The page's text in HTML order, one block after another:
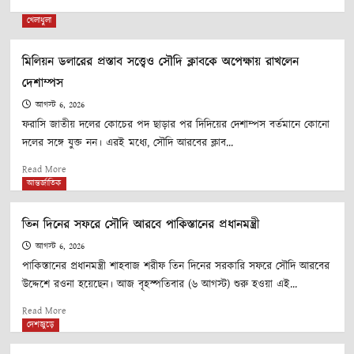
চাঁদপুরে মামলা চলাকালীন আইনজীবীর মৃত্যু
দেশজুড়ে
ফুটবল ম্যাচ চলাকালীন বজ্রপাতে খেলোয়াড়ের মৃত্যু
খেলাধুলা
মিলিয়ন ডলারের প্রস্তাব সত্ত্বেও সৌদি ক্লাবকে অপেক্ষায় রাখলেন
দেশাম্পস
আগস্ট 6, 2026
ফরাসি জাতীয় দলের কোচের পদ ছাড়ার পর দিদিয়ের দেশাম্পস বর্তমানে কোনো
দলের সঙ্গে যুক্ত নন। এরই মধ্যে, সৌদি আরবের ক্লাব...
Read MoreRead
ডলারের
প্রস্তাব
সত্ত্বেও
সৌদি
অপেক্ষায়
দেশাম্পস
আন্তর্জাতিক
তিন দিনের সফরে সৌদি আরবে পাকিস্তানের প্রধানমন্ত্রী
আগস্ট 6, 2026
পাকিস্তানের প্রধানমন্ত্রী শাহবাজ শরীফ তিন দিনের সরকারি সফরে সৌদি আরবের
উদ্দেশে রওনা হয়েছেন। আজ বৃহস্পতিবার (৬ আগস্ট) শুরু হওয়া এই...
Read MoreRead
দেশজুড়ে